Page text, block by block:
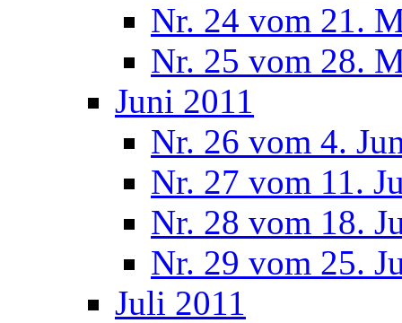
Nr. 24 vom 21.
Nr. 25 vom 28.
Juni 2011
Nr. 26 vom 4.
Nr. 27 vom 11.
Nr. 28 vom 18.
Nr. 29 vom 25.
Juli 2011